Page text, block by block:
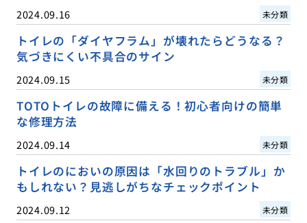
2024.09.16 未分類
トイレの「ダイヤフラム」が壊れたらどうなる？
気づきにくい不具合のサイン
2024.09.15 未分類
TOTOトイレの故障に備える！初心者向けの簡単
な修理方法
2024.09.14 未分類
トイレのにおいの原因は「水回りのトラブル」か
もしれない？見逃しがちなチェックポイント
2024.09.12 未分類